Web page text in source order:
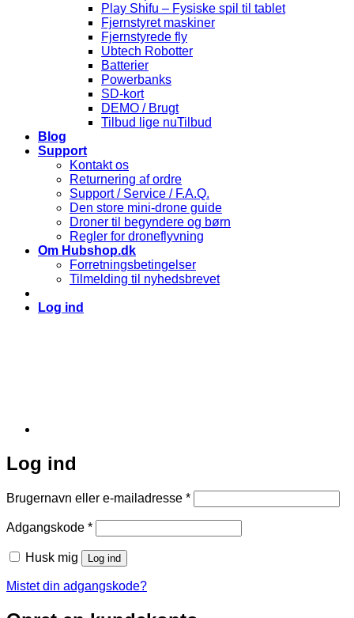
Play Shifu – Fysiske spil til tablet
Fjernstyret maskiner
Fjernstyrede fly
Ubtech Robotter
Batterier
Powerbanks
SD-kort
DEMO / Brugt
Tilbud lige nu
Blog
Support
Kontakt os
Returnering af ordre
Support / Service / F.A.Q.
Den store mini-drone guide
Droner til begyndere og børn
Regler for droneflyvning
Om Hubshop.dk
Forretningsbetingelser
Tilmelding til nyhedsbrevet
Log ind
Log ind
Brugernavn eller e-mailadresse *Påkrævet
Adgangskode *Påkrævet
Husk mig Log ind
Mistet din adgangskode?